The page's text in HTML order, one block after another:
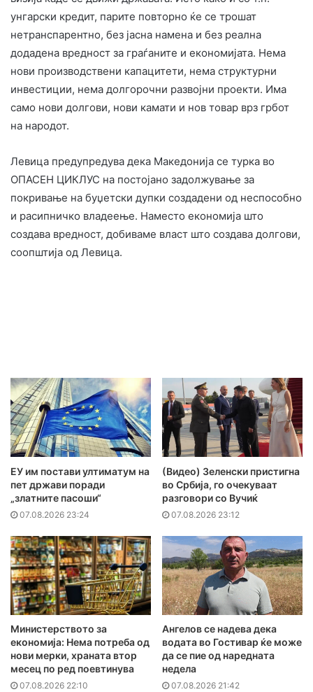
унгарски кредит, парите повторно ќе се трошат
нетранспарентно, без јасна намена и без реална
додадена вредност за граѓаните и економијата. Нема
нови производствени капацитети, нема структурни
инвестиции, нема долгорочни развојни проекти. Има
само нови долгови, нови камати и нов товар врз грбот
на народот.
Левица предупредува дека Македонија се турка во
ОПАСЕН ЦИКЛУС на постојано задолжување за
покривање на буџетски дупки создадени од неспособно
и расипничко владеење. Наместо економија што
создава вредност, добиваме власт што создава долгови,
соопштија од Левица.
ЕУ им постави ултиматум на
пет држави поради
„златните пасоши“
07.08.2026 23:24
(Видео) Зеленски пристигна
во Србија, го очекуваат
разговори со Вучиќ
07.08.2026 23:12
Министерството за
економија: Нема потреба од
нови мерки, храната втор
месец по ред поевтинува
07.08.2026 22:10
Ангелов се надева дека
водата во Гостивар ќе може
да се пие од наредната
недела
07.08.2026 21:42